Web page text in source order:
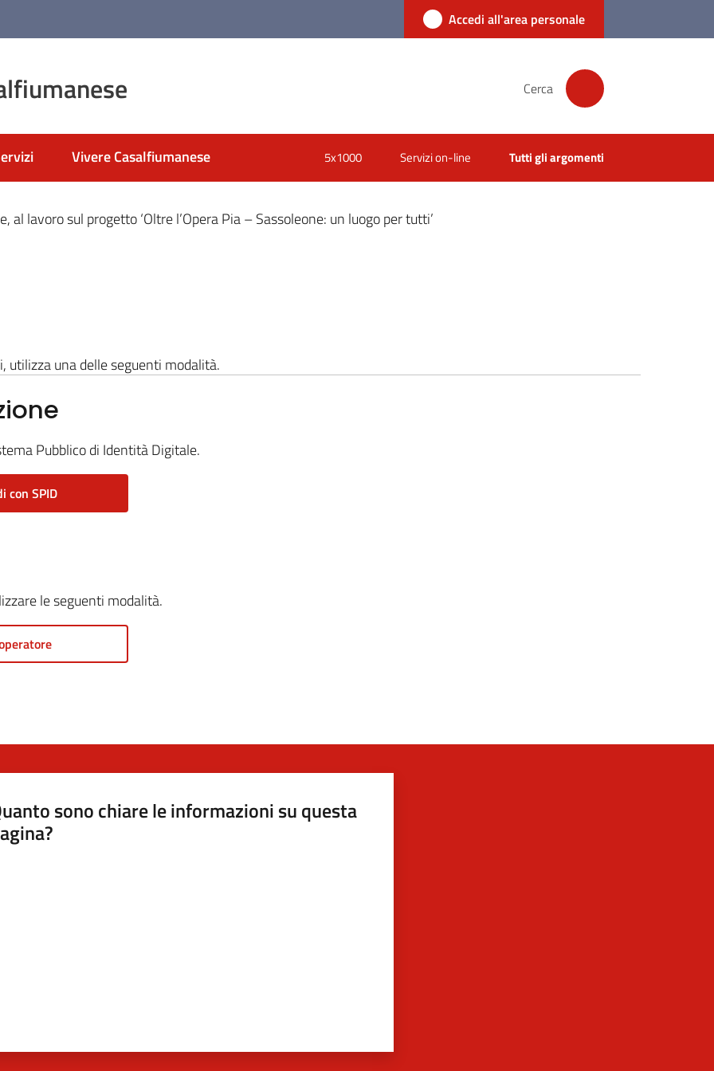
Accedi all'area personale
Cerca
Vivere Casalfiumanese 5x1000 Servizi on-line Tutti gli argomenti
al lavoro sul progetto ‘Oltre l’Opera Pia – Sassoleone: un luogo per tutti’
utilizza una delle seguenti modalità.
Pubblico di Identità Digitale.
con SPID
le seguenti modalità.
sono chiare le informazioni su questa